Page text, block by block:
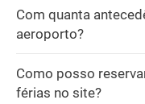
Com quanta
aeroporto?
Como posso
férias no site?